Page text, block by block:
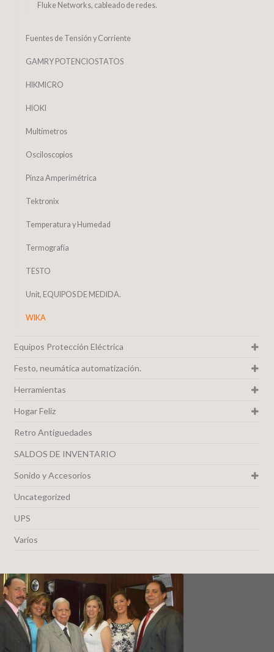
Fluke Networks, cableado de redes.
Fuentes de Tensión y Corriente
GAMRY POTENCIOSTATOS
HIKMICRO
HIOKI
Multímetros
Osciloscopios
Pinza Amperimétrica
Tektronix
Temperatura y Humedad
Termografía
TESTO
Unit, EQUIPOS DE MEDIDA.
WIKA
Equipos Protección Eléctrica
Festo, neumática automatización.
Herramientas
Hogar Feliz
Retro Antiguedades
SALDOS DE INVENTARIO
Sonido y Accesorios
Uncategorized
UPS
Varios